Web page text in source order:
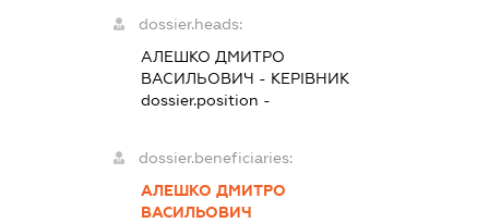
dossier.heads:
АЛЕШКО ДМИТРО
ВАСИЛЬОВИЧ - КЕРІВНИК
dossier.position -
dossier.beneficiaries:
АЛЕШКО ДМИТРО
ВАСИЛЬОВИЧ